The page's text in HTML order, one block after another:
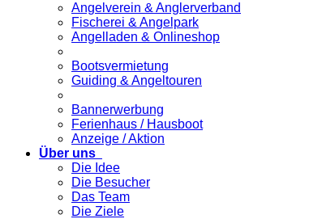
Angelverein & Anglerverband
Fischerei & Angelpark
Angelladen & Onlineshop
Bootsvermietung
Guiding & Angeltouren
Bannerwerbung
Ferienhaus / Hausboot
Anzeige / Aktion
Über uns
Die Idee
Die Besucher
Das Team
Die Ziele